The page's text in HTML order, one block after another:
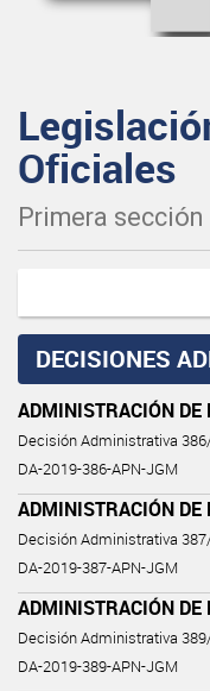
Oficiales
Primera sección
DECISIONES
ADMINISTRACIÓN DE
Decisión Administrativa
DA-2019-386-APN-JGM
ADMINISTRACIÓN DE
Decisión Administrativa
DA-2019-387-APN-JGM
ADMINISTRACIÓN DE
Decisión Administrativa
DA-2019-389-APN-JGM